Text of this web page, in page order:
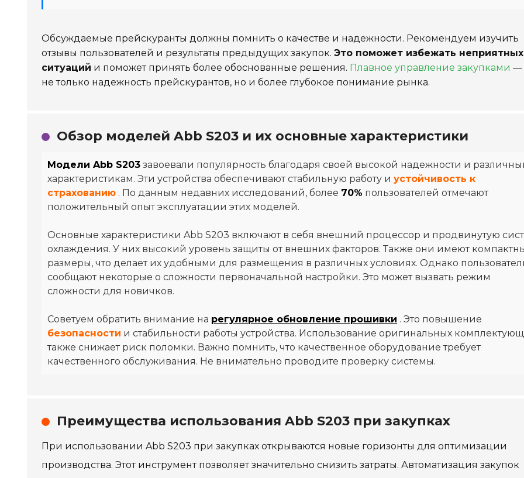
Обсуждаемые прейскуранты должны помнить о качестве и надежности. Рекомендуем изучить
отзывы пользователей и результаты предыдущих закупок. Это поможет избежать неприятных
ситуаций и поможет принять более обоснованные решения. Плавное управление закупками —
не только надежность прейскурантов, но и более глубокое понимание рынка.
Обзор моделей Abb S203 и их основные характеристики
Модели Abb S203 завоевали популярность благодаря своей высокой надежности и
характеристикам. Эти устройства обеспечивают стабильную работу и устойчивость к
страхованию . По данным недавних исследований, более 70% пользователей отмечают
положительный опыт эксплуатации этих моделей.
Основные характеристики Abb S203 включают в себя внешний процессор и продвинутую
охлаждения. У них высокий уровень защиты от внешних факторов. Также они имеют
размеры, что делает их удобными для размещения в различных условиях. Однако
сообщают некоторые о сложности первоначальной настройки. Это может вызвать режим
сложности для новичков.
Советуем обратить внимание на регулярное обновление прошивки . Это повышение
безопасности и стабильности работы устройства. Использование оригинальных
также снижает риск поломки. Важно помнить, что качественное оборудование требует
качественного обслуживания. Не внимательно проводите проверку системы.
Преимущества использования Abb S203 при закупках
При использовании Abb S203 при закупках открываются новые горизонты для оптимизации
производства. Этот инструмент позволяет значительно снизить затраты. Автоматизация закупок